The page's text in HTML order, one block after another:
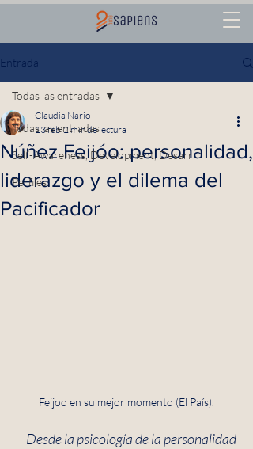
Entrada
Todas las entradas
Self-Awareness, Development, Desarr
Perfiles
Todas las entradas
Núñez Feijóo: personalidad,
liderazgo y el dilema del
Pacificador
Claudia Nario
13 feb 2 min de lectura
Feijoo en su mejor momento (El País).
Desde la psicología de la personalidad